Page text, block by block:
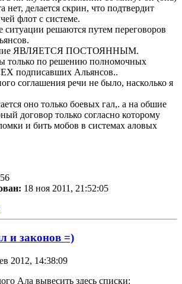
нет, делается скрин, что подтвердит
флот с системе.
решаются путем переговоров
ЯВЛЯЕТСЯ ПОСТОЯННЫМ.
только по решению полномочных
подписавших Альянсов..
соглашения речи не было, насколько я
оно только боевых гал,. а на обшие
договор только согласно которому
и бить мобов в системах аловых
56
18 ноя 2011, 21:52:05
и законов =)
2012, 14:38:09
Ала вывесить здесь списки: